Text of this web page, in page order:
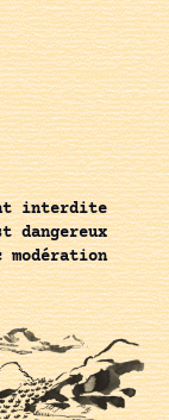
interdite
dangereux
modération